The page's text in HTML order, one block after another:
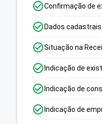
Confirmação de
Dados
Situação na
Indicação de
Indicação de
Indicação de